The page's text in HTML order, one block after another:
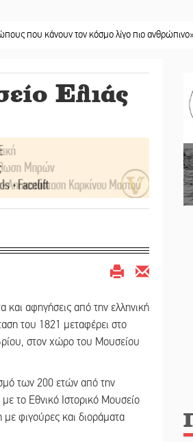
τον κόσμο λίγο πιο ανθρώπινο» || Χωρίς
Ελιάς
και αφηγήσεις από την ελληνική
του 1821 μεταφέρει στο
στον χώρο του Μουσείου
των 200 ετών από την
το Εθνικό Ιστορικό Μουσείο
με φιγούρες και διοράματα